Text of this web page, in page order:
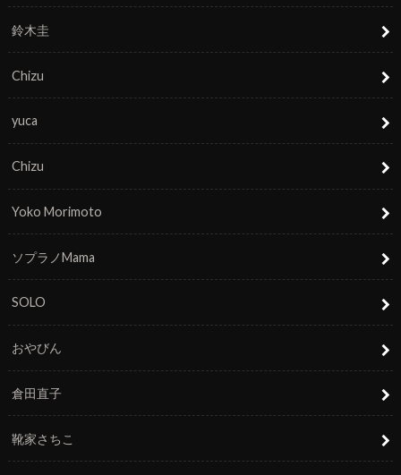
鈴木圭
Chizu
yuca
Chizu
Yoko Morimoto
ソプラノMama
SOLO
おやびん
倉田直子
靴家さちこ